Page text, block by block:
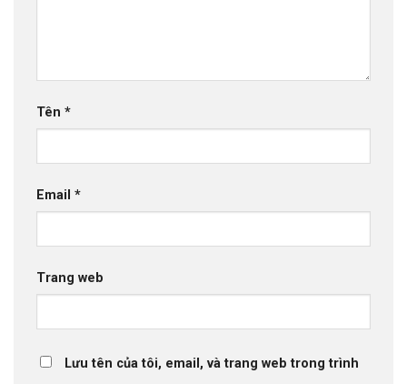
Tên *
Email *
Trang web
Lưu tên của tôi, email, và trang web trong trình